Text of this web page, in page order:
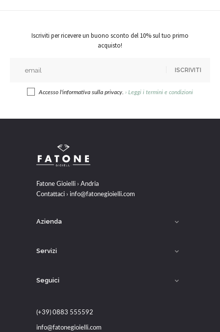
Iscriviti per ricevere un buono sconto del 10% sul tuo primo
acquisto!
ISCRIVITI
Accesso l'informativa sulla privacy. › Leggi i termini e condizioni
Fatone Gioielli › Andria
Contattaci › info@fatonegioielli.com
Azienda 
Servizi 
Seguici 
(+39) 0883 555592
info@fatonegioielli.com